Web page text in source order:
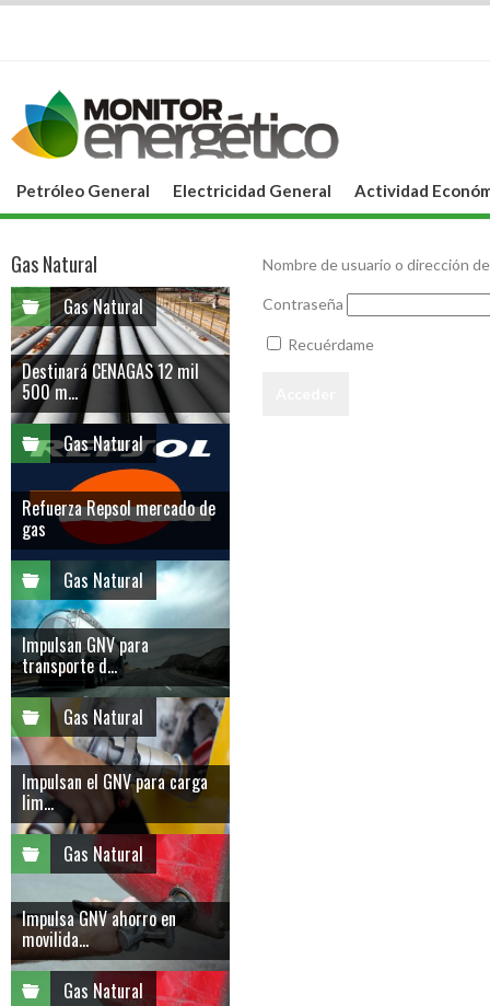
Petróleo General Electricidad General Actividad
Nombre de usuario o dirección
Contraseña
Recuérdame
Gas Natural
Gas Natural
Destinará CENAGAS 12 mil
500 m...
Gas Natural
Refuerza Repsol mercado de
gas
Gas Natural
Impulsan GNV para
transporte d...
Gas Natural
Impulsan el GNV para carga
lim...
Gas Natural
Impulsa GNV ahorro en
movilida...
Gas Natural